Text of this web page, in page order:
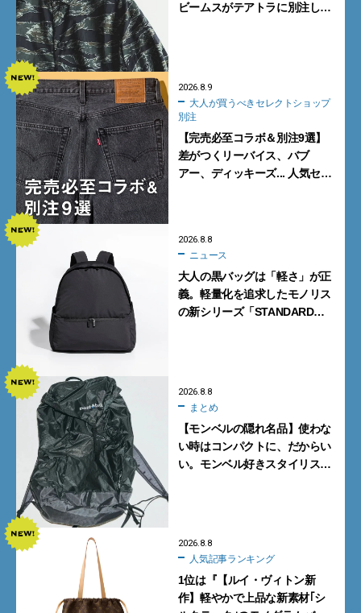
ビームスがテアトラに別注した
2026.8.9
別注
【完売必至コラボ＆別注9選】
差がつくリーバイス、バブ
アー、ディッキーズ... 人気セレ
2026.8.8
ニュース
大人の黒バッグは「軽さ」が正
義。軽量化を追求したモノリス
の新シリーズ「STANDARD
2026.8.8
まとめ
【モンベルの隠れ名品】使わな
い時はコンパクトに、だからい
い。モンベル好きスタイリスト
2026.8.8
人気記事ランキング
1位は『【ルイ・ヴィトン新
作】軽やかで上品な新素材｢シ